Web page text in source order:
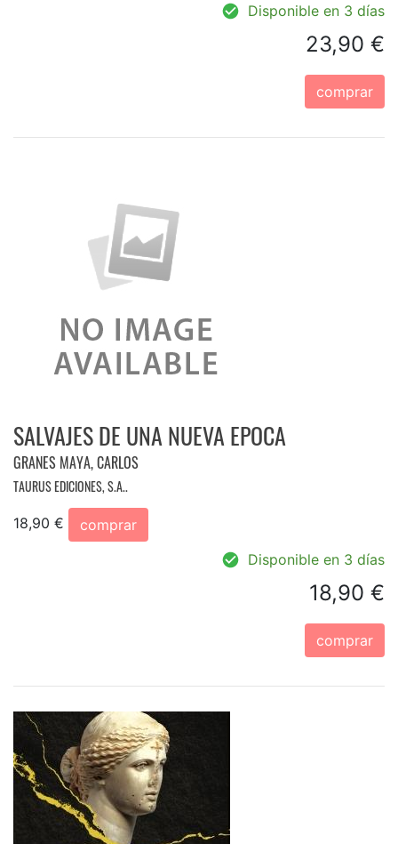
Disponible en 3 días
23,90 €
comprar
SALVAJES DE UNA NUEVA EPOCA
GRANES MAYA, CARLOS
TAURUS EDICIONES, S.A..
18,90 €
comprar
Disponible en 3 días
18,90 €
comprar